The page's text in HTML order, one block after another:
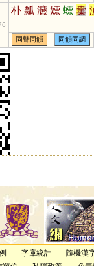
朴 瓢 瀌 嫖 螵 㯱
同聲同韻 同韻同調
字庫統計 隨機漢